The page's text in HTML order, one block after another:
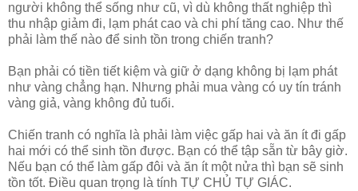
người không thể sống như cũ, vì dù không thất nghiệp thì
thu nhập giảm đi, lạm phát cao và chi phí tăng cao. Như thế
phải làm thế nào để sinh tồn trong chiến tranh?
Bạn phải có tiền tiết kiệm và giữ ở dạng không bị lạm phát
như vàng chẳng hạn. Nhưng phải mua vàng có uy tín tránh
vàng giả, vàng không đủ tuổi.
Chiến tranh có nghĩa là phải làm việc gấp hai và ăn ít đi gấp
hai mới có thể sinh tồn được. Bạn có thể tập sẵn từ bây giờ.
Nếu bạn có thể làm gấp đôi và ăn ít một nửa thì bạn sẽ sinh
tồn tốt. Điều quan trọng là tính TỰ CHỦ TỰ GIÁC.